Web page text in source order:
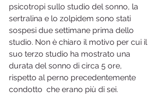
psicotropi sullo studio del sonno, la
sertralina e lo zolpidem sono stati
sospesi due settimane prima dello
studio. Non è chiaro il motivo per cui il
suo terzo studio ha mostrato una
durata del sonno di circa 5 ore,
rispetto al perno precedentemente
condotto  che erano più di sei.